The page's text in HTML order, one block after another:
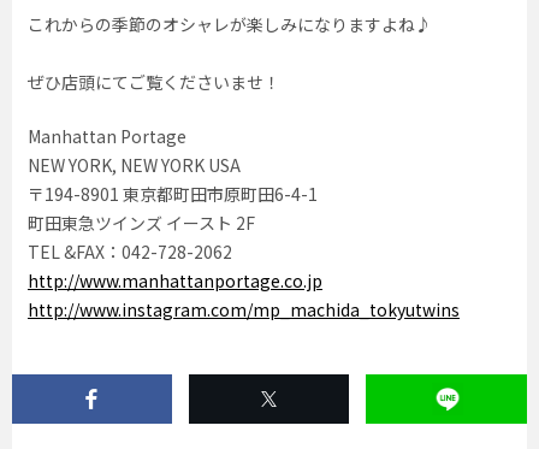
これからの季節のオシャレが楽しみになりますよね♪
ぜひ店頭にてご覧くださいませ！
Manhattan Portage
NEW YORK, NEW YORK USA
〒194-8901 東京都町田市原町田6-4-1
町田東急ツインズ イースト 2F
TEL &FAX：042-728-2062
http://www.manhattanportage.co.jp
http://www.instagram.com/mp_machida_tokyutwins